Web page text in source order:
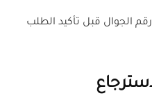
الجوال قبل تأكيد الطلب